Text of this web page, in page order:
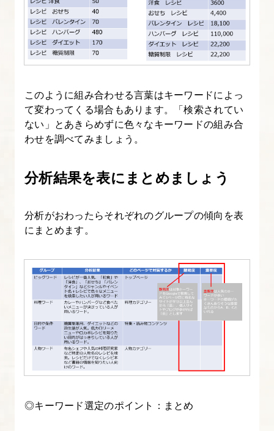
このように組み合わせる言葉はキーワードによっ
て変わってくる場合もあります。「検索されてい
ない」とあきらめずに色々なキーワードの組み合
わせを調べてみましょう。
分析結果を表にまとめましょう
分析がおわったらそれぞれのグループの傾向を表
にまとめます。
◎キーワード選定のポイント：まとめ